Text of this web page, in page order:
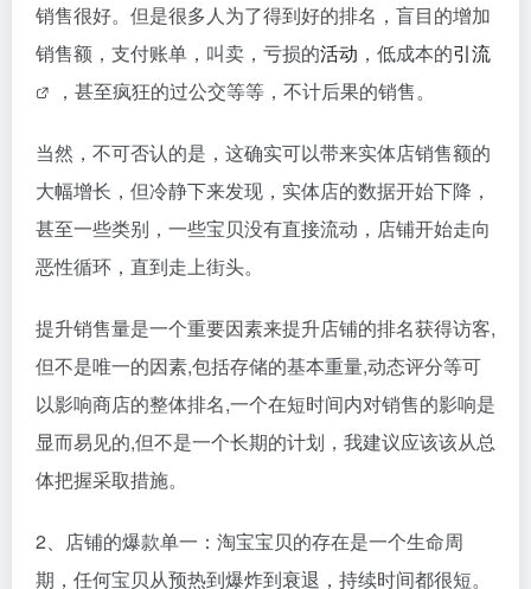
销售很好。但是很多人为了得到好的排名，盲目的增加
销售额，支付账单，叫卖，亏损的活动 ，低成本的引流
，甚至疯狂的过公交等等，不计后果的销售。
当然，不可否认的是，这确实可以带来实体店销售额的
大幅增长，但冷静下来发现，实体店的数据开始下降，
甚至一些类别，一些宝贝没有直接流动，店铺开始走向
恶性循环，直到走上街头。
提升销售量是一个重要因素来提升店铺的排名获得访客,
但不是唯一的因素,包括存储的基本重量,动态评分等可
以影响商店的整体排名,一个在短时间内对销售的影响是
显而易见的,但不是一个长期的计划，我建议应该该从总
体把握采取措施。
2、店铺的爆款单一：淘宝宝贝的存在是一个生命周
期，任何宝贝从预热到爆炸到衰退，持续时间都很短。